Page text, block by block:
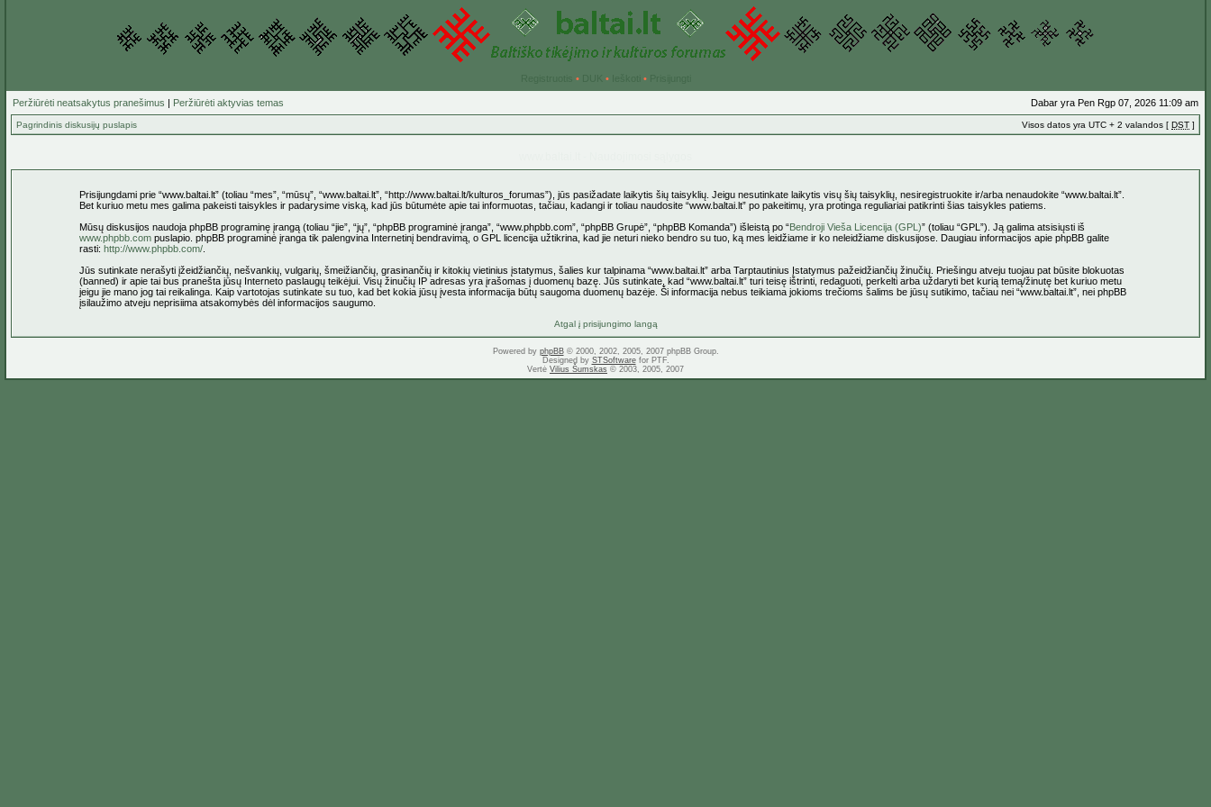
• • •
Peržiūrėti neatsakytus pranešimus | Peržiūrėti aktyvias temas Dabar yra Pen Rgp 07, 2026 11:09 am
Pagrindinis diskusijų puslapis Visos datos yra UTC + 2 valandos [ DST ]
Prisijungdami prie “www.baltai.lt” (toliau “mes”, “mūsų”, “www.baltai.lt”, “http://www.baltai.lt/kulturos_forumas”), jūs pasižadate laikytis šių taisyklių. Jeigu nesutinkate laikytis visų šių taisyklių, nesiregistruokite ir/arba nenaudokite “www.baltai.lt”.
Bet kuriuo metu mes galima pakeisti taisykles ir padarysime viską, kad jūs būtumėte apie tai informuotas, tačiau, kadangi ir toliau naudosite “www.baltai.lt” po pakeitimų, yra protinga reguliariai patikrinti šias taisykles patiems.
Mūsų diskusijos naudoja phpBB programinę įrangą (toliau “jie”, “jų”, “phpBB programinė įranga”, “www.phpbb.com”, “phpBB Grupė”, “phpBB Komanda”) išleistą po “Bendroji Vieša Licencija (GPL)” (toliau “GPL”). Ją galima atsisiųsti iš
www.phpbb.compuslapio. phpBB programinė įranga tik palengvina Internetinį bendravimą, o GPL licencija užtikrina, kad jie neturi nieko bendro su tuo, ką mes leidžiame ir ko neleidžiame diskusijose. Daugiau informacijos apie phpBB galite
rasti: http://www.phpbb.com/.
Jūs sutinkate nerašyti įžeidžiančių, nešvankių, vulgarių, šmeižiančių, grasinančių ir kitokių vietinius įstatymus, šalies kur talpinama “www.baltai.lt” arba Tarptautinius Įstatymus pažeidžiančių žinučių. Priešingu atveju tuojau pat būsite blokuotas
(banned) ir apie tai bus pranešta jūsų Interneto paslaugų teikėjui. Visų žinučių IP adresas yra įrašomas į duomenų bazę. Jūs sutinkate, kad “www.baltai.lt” turi teisę ištrinti, redaguoti, perkelti arba uždaryti bet kurią temą/žinutę bet kuriuo metu
jeigu jie mano jog tai reikalinga. Kaip vartotojas sutinkate su tuo, kad bet kokia jūsų įvesta informacija būtų saugoma duomenų bazėje. Ši informacija nebus teikiama jokioms trečioms šalims be jūsų sutikimo, tačiau nei “www.baltai.lt”, nei phpBB
įsilaužimo atveju neprisiima atsakomybės dėl informacijos saugumo.
Atgal į prisijungimo langą
Powered by phpBB© 2000, 2002, 2005, 2007 phpBB Group.
Designed by STSoftwarefor PTF.
Vertė Vilius Šumskas © 2003, 2005, 2007